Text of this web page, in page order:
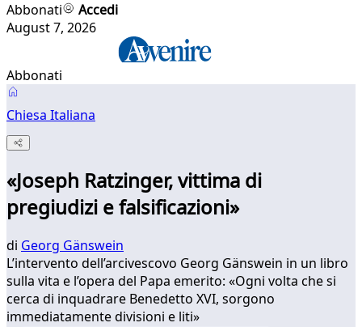
Abbonati
Accedi
August 7, 2026
Abbonati
Chiesa Italiana
«Joseph Ratzinger, vittima di
pregiudizi e falsificazioni»
di Georg Gänswein
L’intervento dell’arcivescovo Georg Gänswein in un libro
sulla vita e l’opera del Papa emerito: «Ogni volta che si
cerca di inquadrare Benedetto XVI, sorgono
immediatamente divisioni e liti»